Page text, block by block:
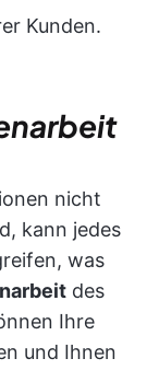
Kunden.
nicht
kann jedes
was
des
Ihre
und Ihnen